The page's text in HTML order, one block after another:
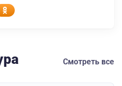
Смотреть все